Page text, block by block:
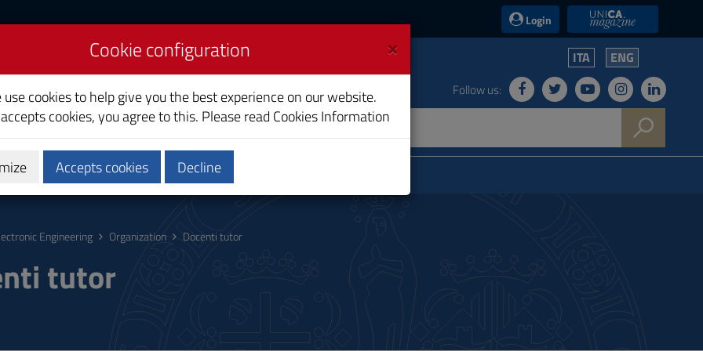
Login UniCA News
ITA ENG
Follow us:
Calendars and Timetable
Engineering Organization Docenti tutor
tutor
×
Cookie configuration
use cookies to help give you the best experience on our website.
cookies, you agree to this. Please read Cookies Information
Accepts cookies Decline